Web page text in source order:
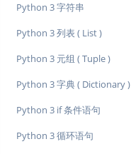
Python 3 字符串
Python 3 列表 ( List )
Python 3 元组 ( Tuple )
Python 3 字典 ( Dictionary )
Python 3 if 条件语句
Python 3 循环语句